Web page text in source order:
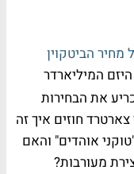
מחיר הביטקוין
היזם המיליארדר
את הבחירות
חוזים איך זה
אוהדים" והאם
מעורבות?